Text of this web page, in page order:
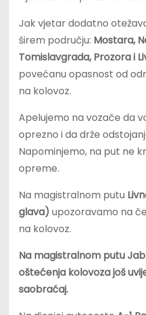
Jak vjetar dodatno
širem području: Mostara,
Tomislavgrada, Prozora i
povećanu opasnost od
na kolovoz.
Apelujemo na vozače da
oprezno i da drže
Napominjemo, na put ne
opreme.
Na magistralnom putu
glava) upozoravamo na
na kolovoz.
Na magistralnom putu
oštećenja kolovoza još
saobraćaj.